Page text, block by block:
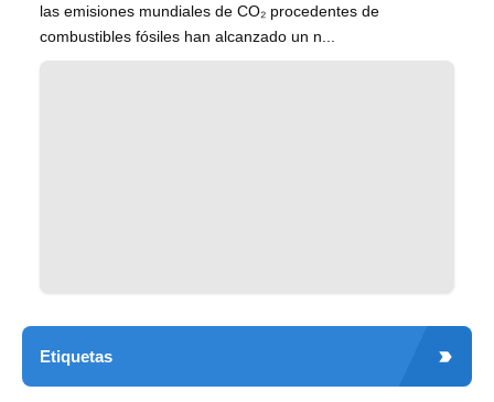
las emisiones mundiales de CO₂ procedentes de
combustibles fósiles han alcanzado un n...
Etiquetas